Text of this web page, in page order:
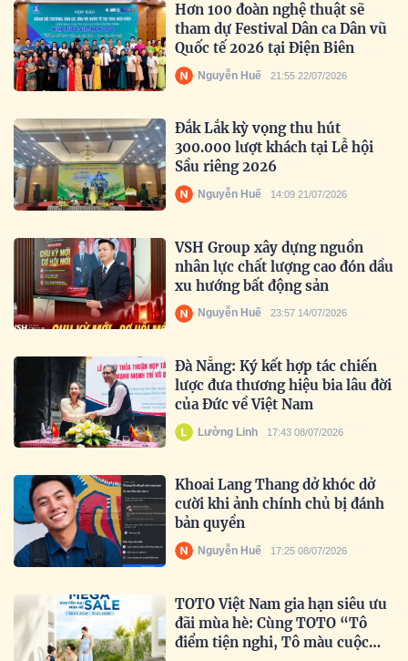
Hơn 100 đoàn nghệ thuật sẽ
tham dự Festival Dân ca Dân vũ
Quốc tế 2026 tại Điện Biên
Nguyễn Huế 21:55 22/07/2026
Đắk Lắk kỳ vọng thu hút
300.000 lượt khách tại Lễ hội
Sầu riêng 2026
Nguyễn Huế 14:09 21/07/2026
VSH Group xây dựng nguồn
nhân lực chất lượng cao đón dầu
xu hướng bất động sản
Nguyễn Huế 23:57 14/07/2026
Đà Nẵng: Ký kết hợp tác chiến
lược đưa thương hiệu bia lâu đời
của Đức về Việt Nam
Lường Linh 17:43 08/07/2026
Khoai Lang Thang dở khóc dở
cười khi ảnh chính chủ bị đánh
bản quyền
Nguyễn Huế 17:25 08/07/2026
TOTO Việt Nam gia hạn siêu ưu
đãi mùa hè: Cùng TOTO “Tô
điểm tiện nghi, Tô màu cuộc